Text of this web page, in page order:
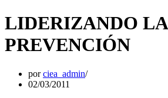
LIDERIZANDO LA
PREVENCIÓN
porciea_admin
02/03/2011